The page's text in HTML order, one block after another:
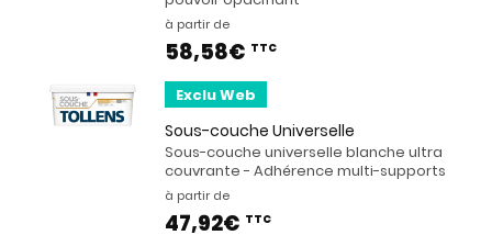
à partir de
58,58€ TTC
Exclu Web
Sous-couche Universelle
Sous-couche universelle blanche ultra
couvrante - Adhérence multi-supports
à partir de
47,92€ TTC